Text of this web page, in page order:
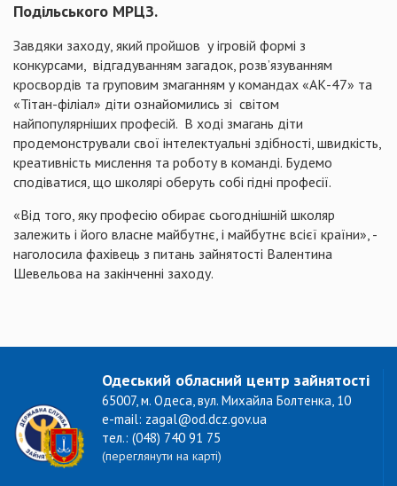
Подільського МРЦЗ.
Завдяки заходу, який пройшов у ігровій формі з
конкурсами, відгадуванням загадок, розв’язуванням
кросвордів та груповим змаганням у командах «АК-47» та
«Тітан-філіал» діти ознайомились зі світом
найпопулярніших професій. В ході змагань діти
продемонстрували свої інтелектуальні здібності, швидкість,
креативність мислення та роботу в команді. Будемо
сподіватися, що школярі оберуть собі гідні професії.
«Від того, яку професію обирає сьогоднішній школяр
залежить і його власне майбутнє, і майбутнє всієї країни», -
наголосила фахівець з питань зайнятості Валентина
Шевельова на закінченні заходу.
Одеський обласний центр зайнятості
65007, м. Одеса, вул. Михайла Болтенка, 10
e-mail: zagal@od.dcz.gov.ua
тел.: (048) 740 91 75
(переглянути на карті)